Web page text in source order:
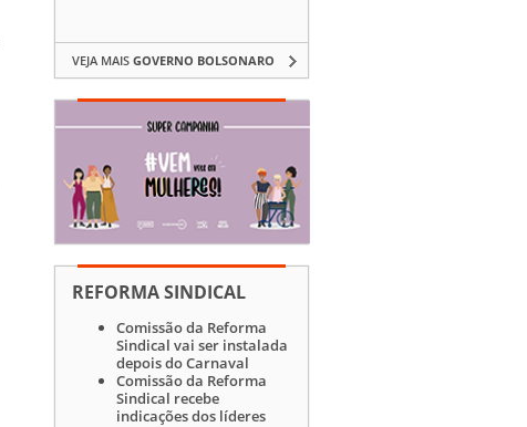
VEJA MAIS GOVERNO BOLSONARO
REFORMA SINDICAL
Comissão da Reforma
Sindical vai ser instalada
depois do Carnaval
Comissão da Reforma
Sindical recebe
indicações dos líderes